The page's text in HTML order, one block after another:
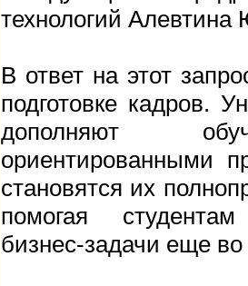
технологий Алевтина
В ответ на этот
подготовке кадров.
дополняют
ориентированными
становятся их
помогая
бизнес-задачи еще